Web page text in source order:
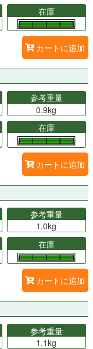
在庫
カートに追加
参考重量
0.9kg
在庫
カートに追加
参考重量
1.0kg
在庫
カートに追加
参考重量
1.1kg